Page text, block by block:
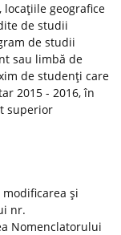
geografice
de studii
de studii
sau limbă de
de studenţi care
2015 - 2016, în
superior
şi
nr.
Nomenclatorului